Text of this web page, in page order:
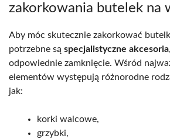
zakorkowania butelek na
Aby móc skutecznie zakorkować
potrzebne są specjalistyczne akcesoria
odpowiednie zamknięcie. Wśród
elementów występują różnorodne
jak:
korki walcowe,
grzybki,